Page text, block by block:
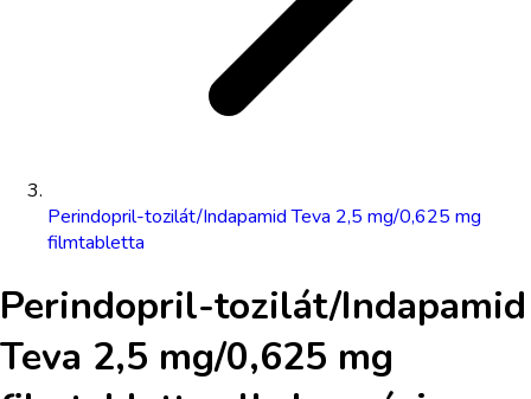
Perindopril-tozilát/Indapamid Teva 2,5 mg/0,625 mg
filmtabletta
Perindopril-tozilát/Indapamid
Teva 2,5 mg/0,625 mg